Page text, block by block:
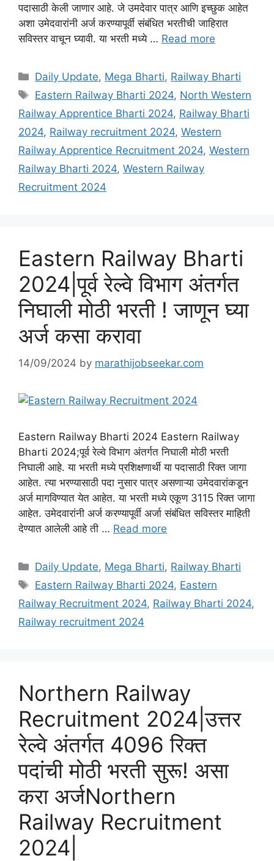
पदासाठी केली जाणार आहे. जे उमदेवार पात्र आणि इच्छुक आहेत
अशा उमेदवारांनी अर्ज करण्यापूर्वी संबंधित भरतीची जाहिरात
सविस्तर वाचून घ्यावी. या भरती मध्ये … Read more
Categories
Daily Update, Mega Bharti, Railway Bharti
Tags
Eastern Railway Bharti 2024, North Western
Railway Apprentice Bharti 2024, Railway Bharti
2024, Railway recruitment 2024, Western
Railway Apprentice Recruitment 2024, Western
Railway Bharti 2024, Western Railway
Recruitment 2024
Eastern Railway Bharti
2024|पूर्व रेल्वे विभाग अंतर्गत
निघाली मोठी भरती ! जाणून घ्या
अर्ज कसा करावा
14/09/2024 by marathijobseekar.com
Eastern Railway Bharti 2024 Eastern Railway
Bharti 2024;पूर्व रेल्वे विभाग अंतर्गत निघाली मोठी भरती
निघाली आहे. या भरती मध्ये प्रशिक्षणार्थी या पदासाठी रिक्त जागा
आहेत. त्या भरण्यासाठी पदा नुसार पात्र असणाऱ्या उमेदवारांकडून
अर्ज मागविण्यात येत आहेत. या भरती मध्ये एकूण 3115 रिक्त जागा
आहेत. उमेदवारांनी अर्ज करण्यापूर्वी अर्जा संबंधित सविस्तर माहिती
देण्यात आलेली आहे ती … Read more
Categories
Daily Update, Mega Bharti, Railway Bharti
Tags
Eastern Railway Bharti 2024, Eastern
Railway Recruitment 2024, Railway Bharti 2024,
Railway recruitment 2024
Northern Railway
Recruitment 2024|उत्तर
रेल्वे अंतर्गत 4096 रिक्त
पदांची मोठी भरती सुरू! असा
करा अर्जNorthern
Railway Recruitment
2024|